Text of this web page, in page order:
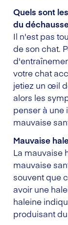
Quels sont
du
Il n'est pas
de son chat.
votre chat
jetiez un œil
alors les
penser à une
mauvaise
Mauvaise
La mauvaise
mauvaise
souvent que
avoir une
haleine
produisant